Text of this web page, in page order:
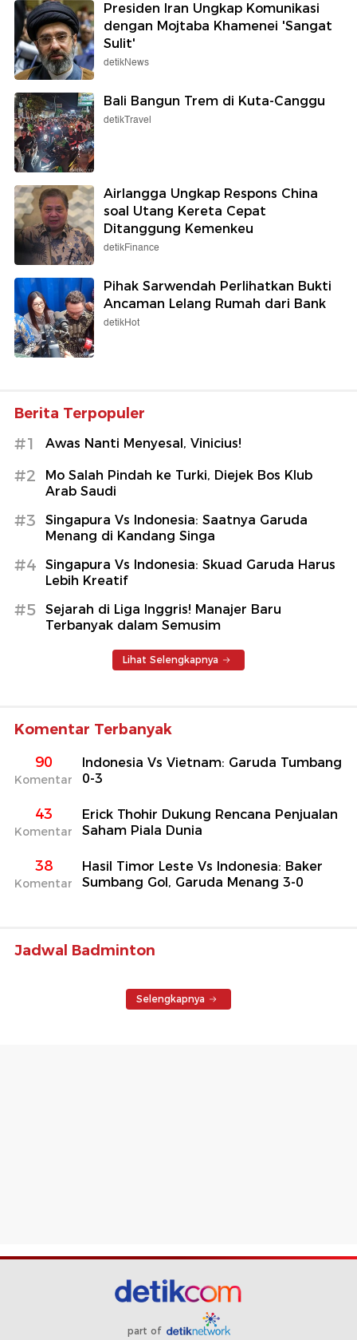
Presiden Iran Ungkap Komunikasi
dengan Mojtaba Khamenei 'Sangat
Sulit'
detikNews
Bali Bangun Trem di Kuta-Canggu
detikTravel
Airlangga Ungkap Respons China
soal Utang Kereta Cepat
Ditanggung Kemenkeu
detikFinance
Pihak Sarwendah Perlihatkan Bukti
Ancaman Lelang Rumah dari Bank
detikHot
Berita Terpopuler
#1 Awas Nanti Menyesal, Vinicius!
#2
Mo Salah Pindah ke Turki, Diejek Bos Klub
Arab Saudi
#3
Singapura Vs Indonesia: Saatnya Garuda
Menang di Kandang Singa
#4
Singapura Vs Indonesia: Skuad Garuda Harus
Lebih Kreatif
#5
Sejarah di Liga Inggris! Manajer Baru
Terbanyak dalam Semusim
Lihat Selengkapnya
Komentar Terbanyak
90
Komentar
Indonesia Vs Vietnam: Garuda Tumbang
0-3
43
Komentar
Erick Thohir Dukung Rencana Penjualan
Saham Piala Dunia
38
Komentar
Hasil Timor Leste Vs Indonesia: Baker
Sumbang Gol, Garuda Menang 3-0
Jadwal Badminton
Selengkapnya
part of